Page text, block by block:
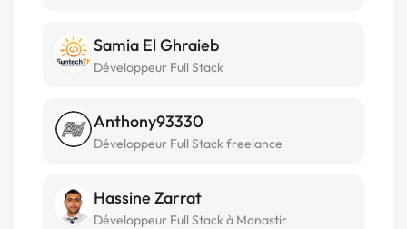
Samia El Ghraieb
Développeur Full Stack
Anthony93330
Développeur Full Stack freelance
Hassine Zarrat
Développeur Full Stack à Monastir